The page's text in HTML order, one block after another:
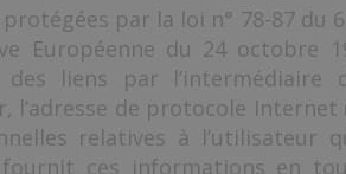
par la loi n° 78-87 du
Européenne du 24 octobre
liens par l’intermédiaire
l’adresse de protocole
relatives à
ces informations en